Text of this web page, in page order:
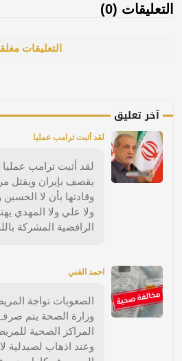
التعليقات (0)
التعليقات
آخر تعليق
لقد أثبت ترامب عمليا
لقد أثبت ترامب
يقصف بإيران ويقتل
وقادتها بأن لا الحسين
ولا علي ولا المهدي
الرافضية المشركة
احمد القني
الصعوبات تواجة
وزارة الصحة يتم
المراكز الصحية
وعند اذهاب لصيدلية